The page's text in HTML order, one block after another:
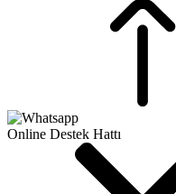
Online Destek Hattı